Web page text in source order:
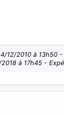
12/2010 à 13h50 -
à 17h45 -